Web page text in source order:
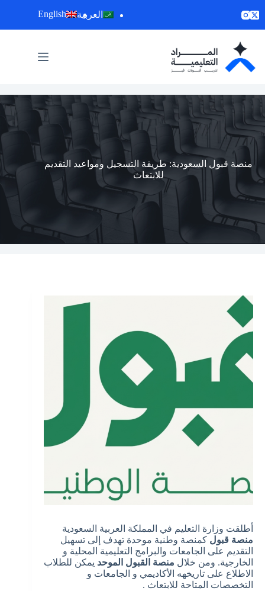
إلى
المحتوى
العربية English
منصة قبول السعودية: طريقة التسجيل ومواعيد التقديم
للابتعاث
أطلقت وزارة التعليم في المملكة العربية السعودية
منصة قبول كمنصة وطنية موحدة تهدف إلى تسهيل
التقديم على الجامعات والبرامج التعليمية المحلية و
الخارجية. ومن خلال منصة القبول الموحد يمكن للطلاب
الاطلاع على تاريخهه الأكاديمي و الجامعات و
التخصصات المتاحة للابتعاث .